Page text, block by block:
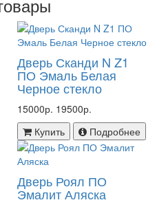
Дверь Сканди N Z1
ПО Эмаль Белая
Черное стекло
15000р. 19500р.
Купить
Подробнее
Дверь Роял ПО
Эмалит Аляска